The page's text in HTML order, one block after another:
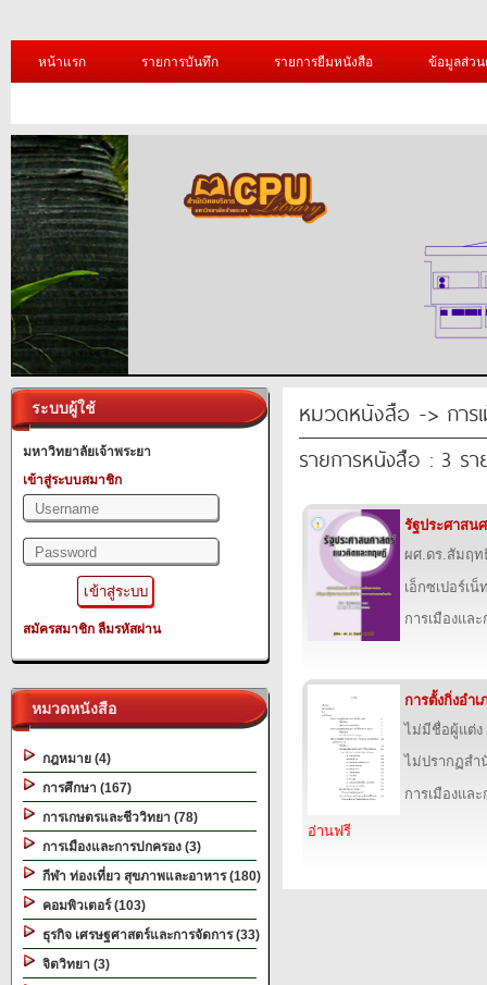
หน้าแรก รายการบันทึก รายการยืมหนังสือ ข้อมูลส่ว
ระบบผู้ใช้
มหาวิทยาลัยเจ้าพระยา
เข้าสู่ระบบสมาชิก
สมัครสมาชิก ลืมรหัสผ่าน
หมวดหนังสือ
กฎหมาย (4)
การศึกษา (167)
การเกษตรและชีววิทยา (78)
การเมืองและการปกครอง (3)
กีฬา ท่องเที่ยว สุขภาพและอาหาร (180)
คอมพิวเตอร์ (103)
ธุรกิจ เศรษฐศาสตร์และการจัดการ (33)
จิตวิทยา (3)
หมวดหนังสือ -> การ
รายการหนังสือ : 3 รา
รัฐประศาสน
ผศ.ดร.สัมฤ
เอ็กซเปอร์เ
การเมืองแล
การตั้งกิ่งอำ
ไม่มีชื่อผู้แต่ง
ไม่ปรากฏส
การเมืองแล
อ่านฟรี